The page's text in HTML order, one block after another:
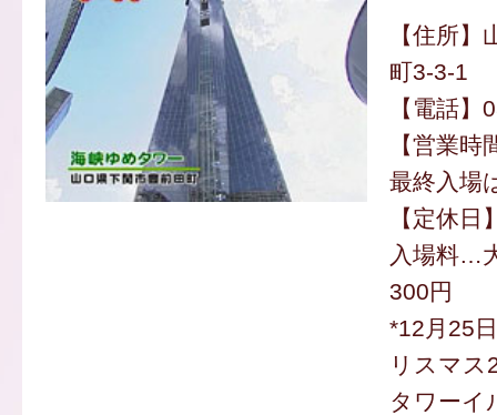
【住所
町3-3-1
【電話
【営業
最終入場
【定休
入場料…
300円
*12月25
リスマス
タワーイ